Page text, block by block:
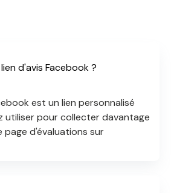
d'avis Facebook ?
est un lien personnalisé
utiliser pour collecter davantage
d'évaluations sur